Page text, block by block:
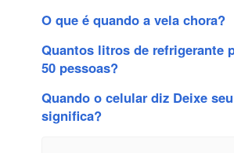
O que é quando a vela chora?
Quantos litros de refrigerante
50 pessoas?
Quando o celular diz Deixe
significa?